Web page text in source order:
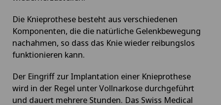
Die Knieprothese besteht aus verschiedenen
Komponenten, die die natürliche Gelenkbewegung
nachahmen, so dass das Knie wieder reibungslos
funktionieren kann.
Der Eingriff zur Implantation einer Knieprothese
wird in der Regel unter Vollnarkose durchgeführt
und dauert mehrere Stunden. Das Swiss Medical